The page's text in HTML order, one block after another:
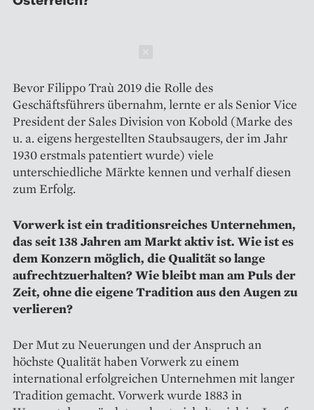
Bevor Filippo Traù 2019 die Rolle des
Geschäftsführers übernahm, lernte er als Senior Vice
President der Sales Division von Kobold (Marke des
u. a. eigens hergestellten Staubsaugers, der im Jahr
1930 erstmals patentiert wurde) viele
unterschiedliche Märkte kennen und verhalf diesen
zum Erfolg.
Vorwerk ist ein traditionsreiches Unternehmen,
das seit 138 Jahren am Markt aktiv ist. Wie ist es
dem Konzern möglich, die Qualität so lange
aufrechtzuerhalten? Wie bleibt man am Puls der
Zeit, ohne die eigene Tradition aus den Augen zu
verlieren?
Der Mut zu Neuerungen und der Anspruch an
höchste Qualität haben Vorwerk zu einem
international erfolgreichen Unternehmen mit langer
Tradition gemacht. Vorwerk wurde 1883 in